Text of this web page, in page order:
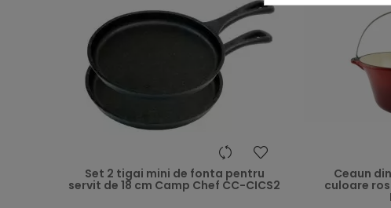
heart
Set 2 tigai mini de fonta pentru
servit de 18 cm Camp Chef CC-CICS2
Ceaun
culoare